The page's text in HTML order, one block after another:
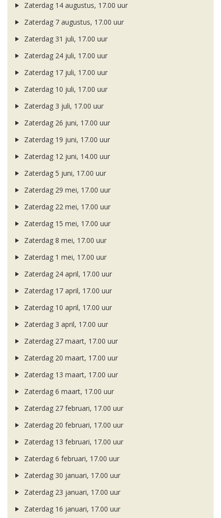
Zaterdag 14 augustus, 17.00 uur
Zaterdag 7 augustus, 17.00 uur
Zaterdag 31 juli, 17.00 uur
Zaterdag 24 juli, 17.00 uur
Zaterdag 17 juli, 17.00 uur
Zaterdag 10 juli, 17.00 uur
Zaterdag 3 juli, 17.00 uur
Zaterdag 26 juni, 17.00 uur
Zaterdag 19 juni, 17.00 uur
Zaterdag 12 juni, 14.00 uur
Zaterdag 5 juni, 17.00 uur
Zaterdag 29 mei, 17.00 uur
Zaterdag 22 mei, 17.00 uur
Zaterdag 15 mei, 17.00 uur
Zaterdag 8 mei, 17.00 uur
Zaterdag 1 mei, 17.00 uur
Zaterdag 24 april, 17.00 uur
Zaterdag 17 april, 17.00 uur
Zaterdag 10 april, 17.00 uur
Zaterdag 3 april, 17.00 uur
Zaterdag 27 maart, 17.00 uur
Zaterdag 20 maart, 17.00 uur
Zaterdag 13 maart, 17.00 uur
Zaterdag 6 maart, 17.00 uur
Zaterdag 27 februari, 17.00 uur
Zaterdag 20 februari, 17.00 uur
Zaterdag 13 februari, 17.00 uur
Zaterdag 6 februari, 17.00 uur
Zaterdag 30 januari, 17.00 uur
Zaterdag 23 januari, 17.00 uur
Zaterdag 16 januari, 17.00 uur